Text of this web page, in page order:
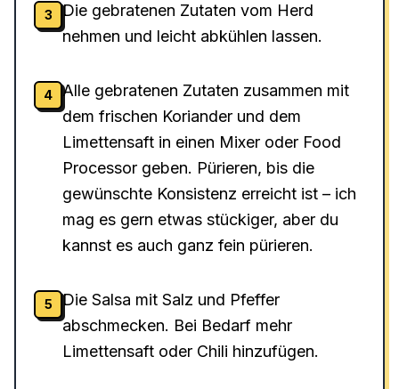
3
Die gebratenen Zutaten vom Herd
nehmen und leicht abkühlen lassen.
4
Alle gebratenen Zutaten zusammen mit
dem frischen Koriander und dem
Limettensaft in einen Mixer oder Food
Processor geben. Pürieren, bis die
gewünschte Konsistenz erreicht ist – ich
mag es gern etwas stückiger, aber du
kannst es auch ganz fein pürieren.
5
Die Salsa mit Salz und Pfeffer
abschmecken. Bei Bedarf mehr
Limettensaft oder Chili hinzufügen.